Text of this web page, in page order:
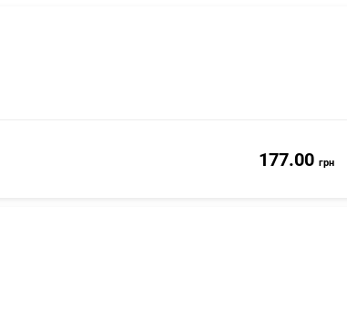
177.00 грн